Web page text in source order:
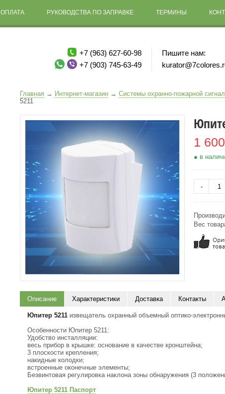
ОПЛАТА РУКОВОДСТВА ПО ЗАПРАВКЕ ТЕРМИНЫ
+7 (963) 627-60-98
+7 (903) 745-63-49
Пишите нам:
Главная → Интернет-магазин → Системы охранно-пожарной
5211
1
● в
Вес
Описание Характеристики Доставка Контакты
Юпитер 5211 извещатель охранный объемный оптико-
Особенности Юпитер 5211:
Удобство инсталляции:
весь прибор в крышке: основание в качестве кронштейна;
3 плоскости крепления;
накидные колодки;
встроенные оконечные элементы;
Безвинтовая регулировка наклона зоны обнаружения (3
Юпитер 5211 Паспорт